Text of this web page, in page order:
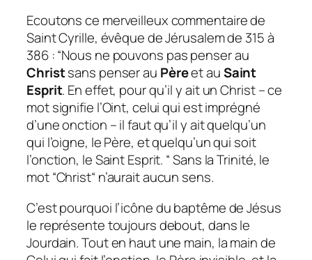
Ecoutons ce merveilleux commentaire de
Saint Cyrille, évêque de Jérusalem de 315 à
386 :“Nous ne pouvons pas penser au
Christsans penser au Pèreet auSaint
Esprit. En effet, pour qu’il y ait un Christ – ce
mot signifie l’Oint, celui qui est imprégné
d’une onction – il faut qu’il y ait quelqu’un
qui l’oigne, le Père, et quelqu’un qui soit
l’onction, le Saint Esprit. “Sans la Trinité, le
mot “Christ“ n’aurait aucun sens.
C’est pourquoi l’icône du baptême de Jésus
le représente toujours debout, dans le
Jourdain. Tout en haut une main, la main de